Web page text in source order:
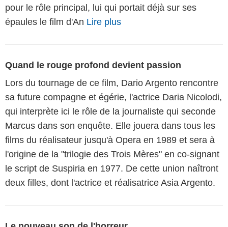
pour le rôle principal, lui qui portait déjà sur ses
épaules le film d'An Lire plus
Quand le rouge profond devient passion
Lors du tournage de ce film, Dario Argento rencontre
sa future compagne et égérie, l'actrice Daria Nicolodi,
qui interprète ici le rôle de la journaliste qui seconde
Marcus dans son enquête. Elle jouera dans tous les
films du réalisateur jusqu'à Opera en 1989 et sera à
l'origine de la "trilogie des Trois Mères" en co-signant
le script de Suspiria en 1977. De cette union naîtront
deux filles, dont l'actrice et réalisatrice Asia Argento.